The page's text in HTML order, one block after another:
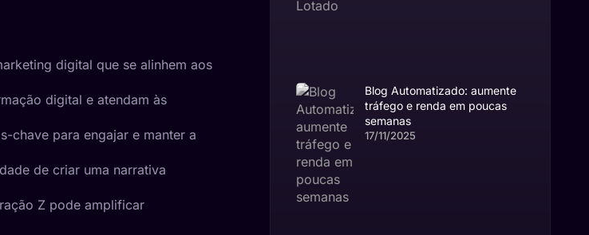
digital que se alinhem aos
digital e atendam às
chave para engajar e manter a
de criar uma narrativa
Z pode amplificar
Blog Automatizado: aumente
tráfego e renda em poucas
semanas
17/11/2025